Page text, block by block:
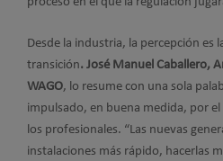
Desde la industria, la percepción es
transición. José Manuel Caballero,
WAGO, lo resume con una sola
impulsado, en buena medida, por
los profesionales. “Las nuevas
instalaciones más rápido, hacerlas